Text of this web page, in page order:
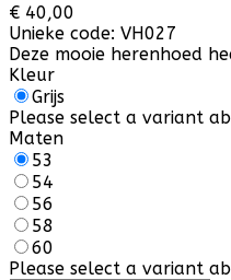
€ 40,00
Unieke code: VH027
Deze mooie herenhoed
Kleur
Grijs
Please select a variant
Maten
53
54
56
58
60
Please select a variant